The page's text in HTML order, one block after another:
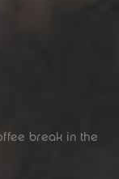
break in the